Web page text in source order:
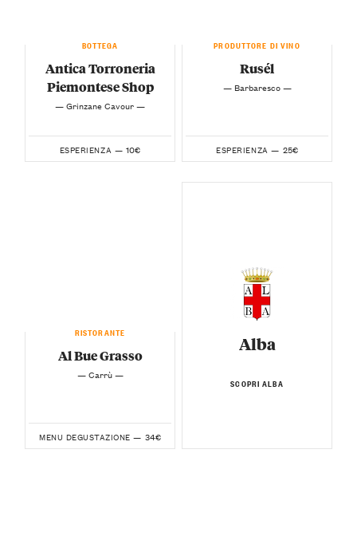
BOTTEGA
Antica Torroneria
Piemontese Shop
— Grinzane Cavour —
ESPERIENZA — 10€
PRODUTTORE DI VINO
Rusél
— Barbaresco —
ESPERIENZA — 25€
RISTORANTE
Al Bue Grasso
— Carrù —
MENU DEGUSTAZIONE — 34€
Alba
SCOPRI ALBA